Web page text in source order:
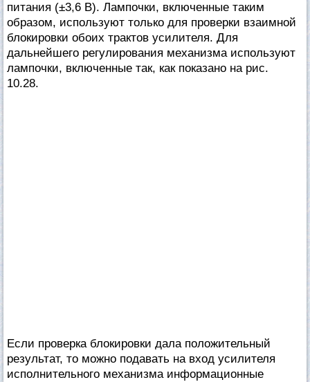
питания (±3,6 В). Лампочки, включенные таким
образом, используют только для проверки взаимной
блокировки обоих трактов усилителя. Для
дальнейшего регулирования механизма используют
лампочки, включенные так, как показано на рис.
10.28.
Если проверка блокировки дала положительный
результат, то можно подавать на вход усилителя
исполнительного механизма информационные